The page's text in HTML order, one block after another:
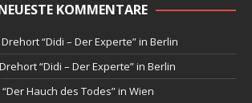
KOMMENTARE
Drehort “Didi – Der Experte” in Berlin
Drehort “Didi – Der Experte” in Berlin
Hauch des Todes” in Wien